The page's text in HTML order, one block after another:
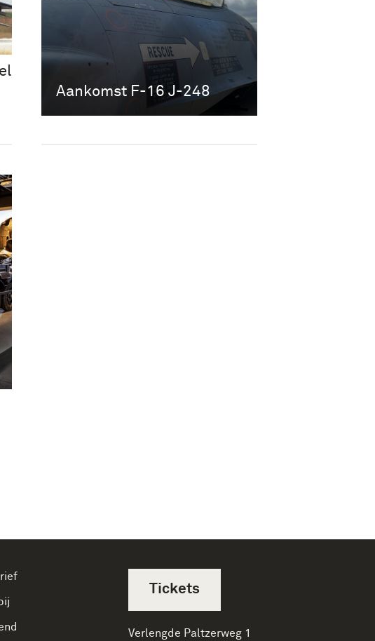
Aankomst F-16 J-248
Tickets
Verlengde Paltzerweg 1